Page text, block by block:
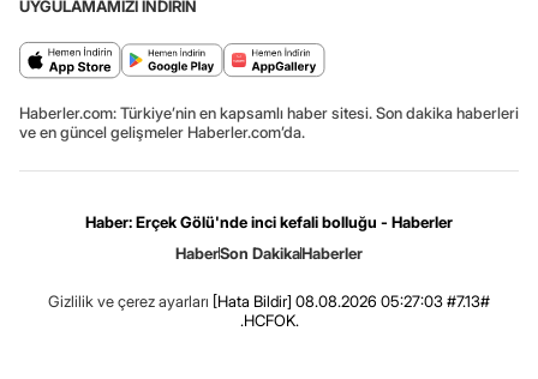
UYGULAMAMIZI İNDİRİN
Haberler.com: Türkiye’nin en kapsamlı haber sitesi. Son dakika haberleri
ve en güncel gelişmeler Haberler.com’da.
Haber: Erçek Gölü'nde inci kefali bolluğu - Haberler
HaberSon DakikaHaberler
Gizlilik ve çerez ayarları [Hata Bildir] 08.08.2026 05:27:03 #7.13#
.HCFOK.